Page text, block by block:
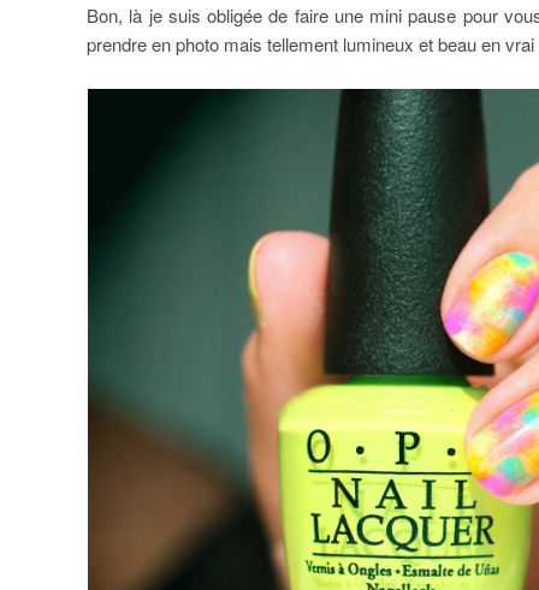
Bon, là je suis obligée de faire une mini pause pour
prendre en photo mais tellement lumineux et beau en